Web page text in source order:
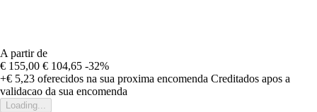
A partir de
€ 155,00 € 104,65 -32%
+€ 5,23 oferecidos na sua proxima encomenda Creditados apos a
validacao da sua encomenda
Loading...